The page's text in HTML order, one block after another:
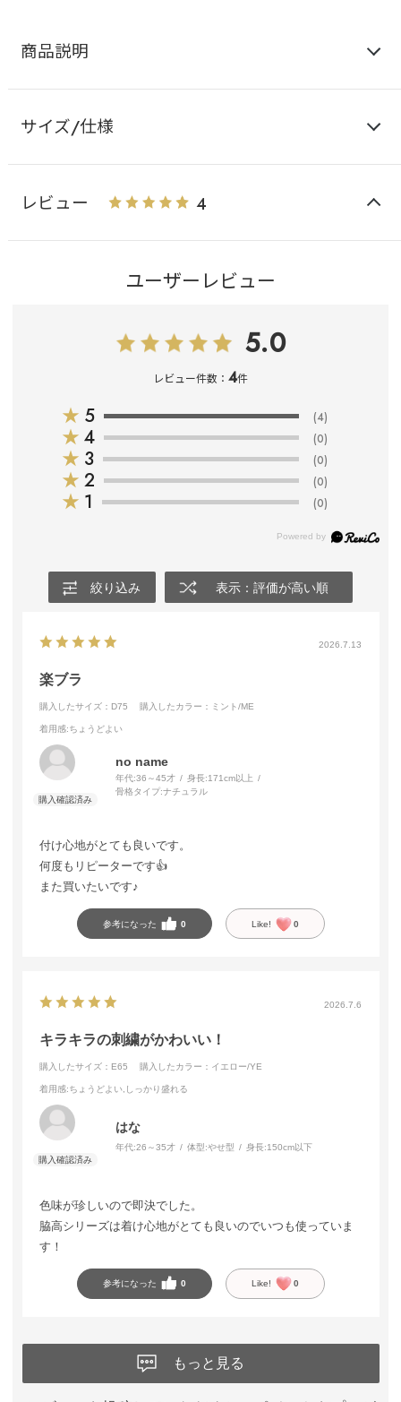
商品説明
サイズ/仕様
レビュー 4
ユーザーレビュー
5.0
レビュー件数： 4件
★ 5 (4)
★ 4 (0)
★ 3 (0)
★ 2 (0)
★ 1 (0)
絞り込み 表示：評価が高い順
2026.7.13
楽ブラ
購入したサイズ：D75 購入したカラー：ミント/ME
着用感:ちょうどよい
no name
年代:36～45才 身長:171cm以上
骨格タイプ:ナチュラル
付け心地がとても良いです。
何度もリピーターです👍
また買いたいです♪
参考になった 0 Like! 0
2026.7.6
キラキラの刺繍がかわいい！
購入したサイズ：E65 購入したカラー：イエロー/YE
着用感:ちょうどよい,しっかり盛れる
はな
年代:26～35才 体型:やせ型 身長:150cm以下
色味が珍しいので即決でした。
脇高シリーズは着け心地がとても良いのでいつも使っていま
す！
参考になった 0 Like! 0
もっと見る